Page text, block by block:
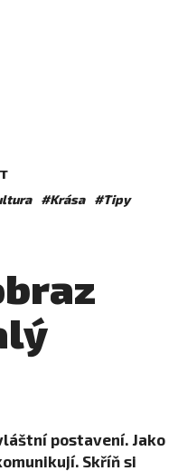
#Krása #Tipy
postavení. Jako
Skříň si